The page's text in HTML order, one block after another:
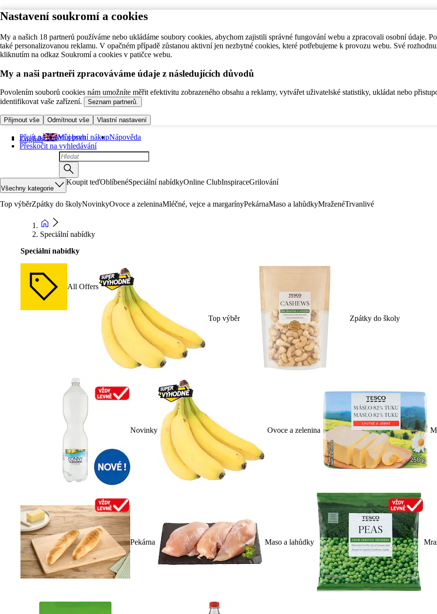
Nastavení soukromí a cookies
My a našich 18 partnerů používáme nebo ukládáme soubory cookies, abychom zajistili správné fungování webu a zpracovali osobní údaje.
také personalizovanou reklamu. V opačném případě zůstanou aktivní jen nezbytné cookies, které potřebujeme k provozu webu. Své
kliknutím na odkaz Soukromí a cookies v patičce webu.
My a naši partneři zpracováváme údaje z následujících důvodů
Povolením souborů cookies nám umožníte měřit efektivitu zobrazeného obsahu a reklamy, vytvářet uživatelské statistiky, ukládat nebo
identifikovat vaše zařízení.
Seznam partnerů.
Přijmout vše Odmítnout vše Vlastní nastavení
Přejít na hlavní obsah
Přeskočit na vyhledávání
English Můj první nákupNápověda
Všechny kategorie
Koupit teďOblíbenéSpeciální nabídkyOnline ClubInspiraceGrilování
Top výběrZpátky do školyNovinkyOvoce a zeleninaMléčné, vejce a margarínyPekárnaMaso a lahůdkyMraženéTrvanlivé
Speciální nabídky
Speciální nabídky
All Offers
Top výběr Zpátky do školy
Novinky Ovoce a zelenina
Pekárna Maso a lahůdky